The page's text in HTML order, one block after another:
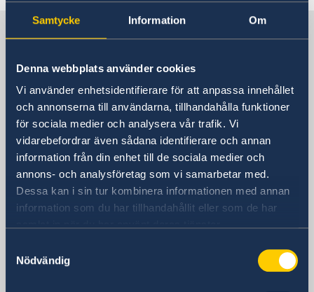
Samtycke Information Om
Denna webbplats använder cookies
Vi använder enhetsidentifierare för att anpassa innehållet
och annonserna till användarna, tillhandahålla funktioner
för sociala medier och analysera vår trafik. Vi
vidarebefordrar även sådana identifierare och annan
information från din enhet till de sociala medier och
annons- och analysföretag som vi samarbetar med.
Dessa kan i sin tur kombinera informationen med annan
information som du har tillhandahållit eller som de har
Nödvändig
Sverige i Tyskland
Sveriges ambassad
Besöksadress
Rauchstraße 1
10787 Berlin
Postadress
Schwedische Botschaft
Rauchstraße 1
10787 Berlin
Tyskland
+49 (0) 30 50 50 60